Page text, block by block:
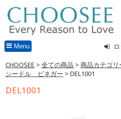
Menu
CHOOSEE >全ての商品 >商品カテゴリ
シードル ビネガー > DEL1001
DEL1001